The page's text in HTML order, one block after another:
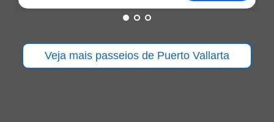
Veja mais passeios de Puerto Vallarta